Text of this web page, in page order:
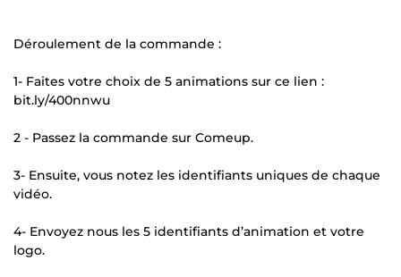
Déroulement de la commande :
1- Faites votre choix de 5 animations sur ce lien :
bit.ly/400nnwu
2 - Passez la commande sur Comeup.
3- Ensuite, vous notez les identifiants uniques de chaque
vidéo.
4- Envoyez nous les 5 identifiants d’animation et votre
logo.